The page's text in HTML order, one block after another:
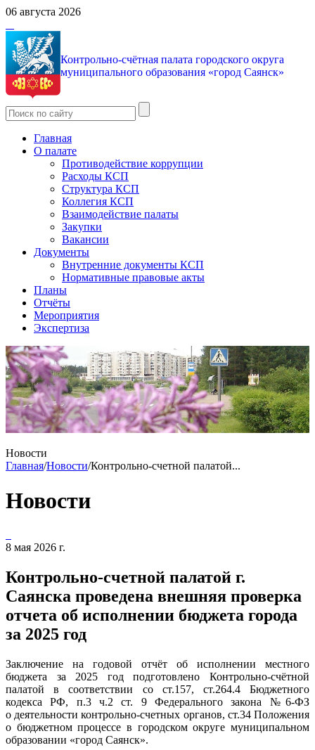
06 августа 2026
Контрольно-счётная палата городского округа
муниципального образования «город Саянск»
Главная
О палате
Противодействие коррупции
Расходы КСП
Структура КСП
Коллегия КСП
Взаимодействие палаты
Закупки
Вакансии
Документы
Внутренние документы КСП
Нормативные правовые акты
Планы
Отчёты
Мероприятия
Экспертиза
Новости
Главная/Новости/Контрольно-счетной палатой...
Новости
8 мая 2026 г.
Контрольно-счетной палатой г.
Саянска проведена внешняя проверка
отчета об исполнении бюджета города
за 2025 год
Заключение на годовой отчёт об исполнении местного
бюджета за 2025 год подготовлено Контрольно-счётной
палатой в соответствии со ст.157, ст.264.4 Бюджетного
кодекса РФ, п.3 ч.2 ст. 9 Федерального закона №6-ФЗ
о деятельности контрольно-счетных органов, ст.34 Положения
о бюджетном процессе в городском округе муниципальном
образовании «город Саянск».